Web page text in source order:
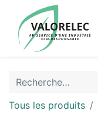
Tous les produits